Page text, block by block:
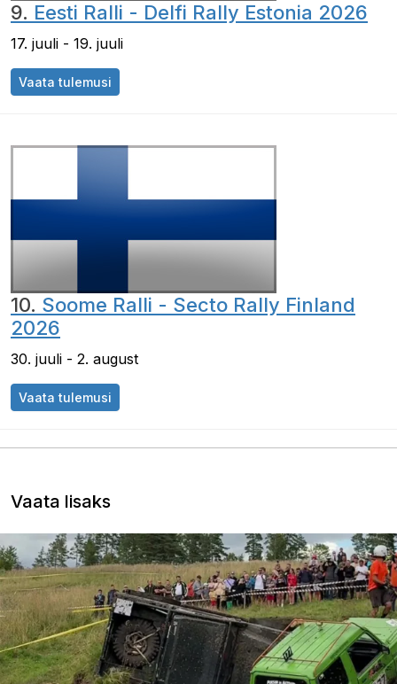
9. Eesti Ralli - Delfi Rally Estonia 2026
17. juuli - 19. juuli
Vaata tulemusi
10. Soome Ralli - Secto Rally Finland
2026
30. juuli - 2. august
Vaata tulemusi
Vaata lisaks